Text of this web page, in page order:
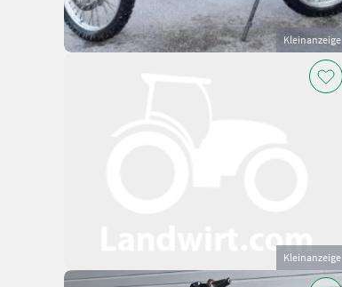
Kleinanzeige
Kleinanzeige